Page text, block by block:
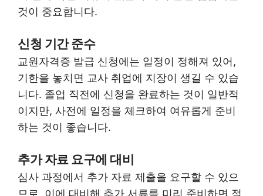
것이 중요합니다.
신청 기간 준수
교원자격증 발급 신청에는 일정이 정해져 있어,
기한을 놓치면 교사 취업에 지장이 생길 수 있습
니다. 졸업 직전에 신청을 완료하는 것이 일반적
이지만, 사전에 일정을 체크하여 여유롭게 준비
하는 것이 좋습니다.
추가 자료 요구에 대비
심사 과정에서 추가 자료 제출을 요구할 수 있으
므로, 이에 대비해 추가 서류를 미리 준비하면 절